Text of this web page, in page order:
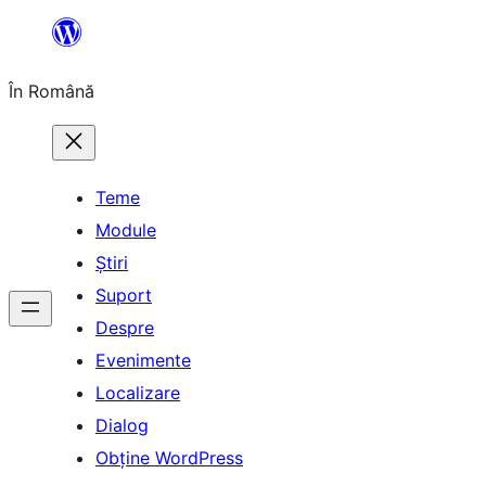
conținut
În Română
Teme
Module
Știri
Suport
Despre
Evenimente
Localizare
Dialog
Obține WordPress